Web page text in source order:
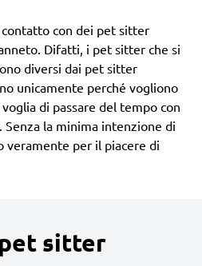
con dei pet sitter
Difatti, i pet sitter che si
diversi dai pet sitter
unicamente perché vogliono
di passare del tempo con
Senza la minima intenzione di
veramente per il piacere di
sitter